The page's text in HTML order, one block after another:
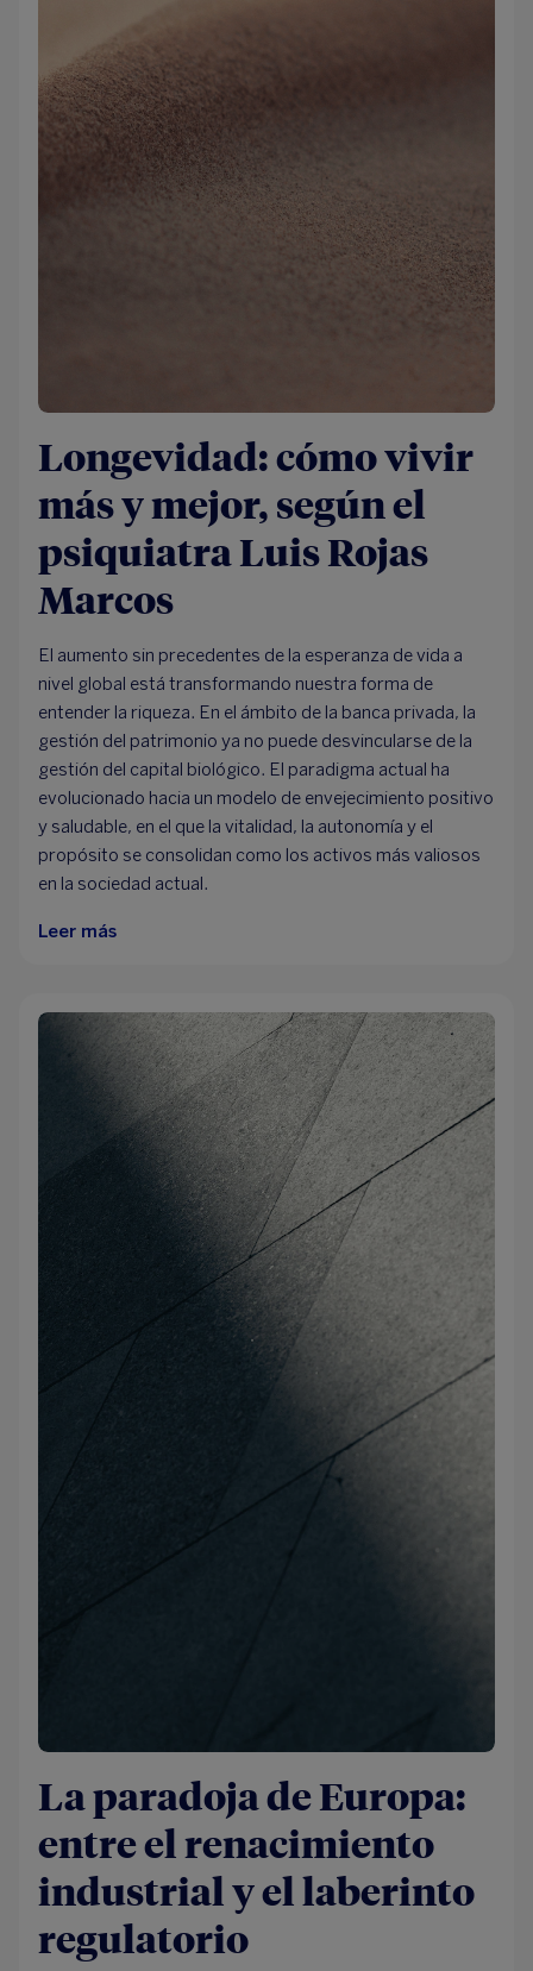
Longevidad: cómo vivir
más y mejor, según el
psiquiatra Luis Rojas
Marcos
El aumento sin precedentes de la esperanza de vida a
nivel global está transformando nuestra forma de
entender la riqueza. En el ámbito de la banca privada, la
gestión del patrimonio ya no puede desvincularse de la
gestión del capital biológico. El paradigma actual ha
evolucionado hacia un modelo de envejecimiento positivo
y saludable, en el que la vitalidad, la autonomía y el
propósito se consolidan como los activos más valiosos
en la sociedad actual.
Leer más
La paradoja de Europa:
entre el renacimiento
industrial y el laberinto
regulatorio